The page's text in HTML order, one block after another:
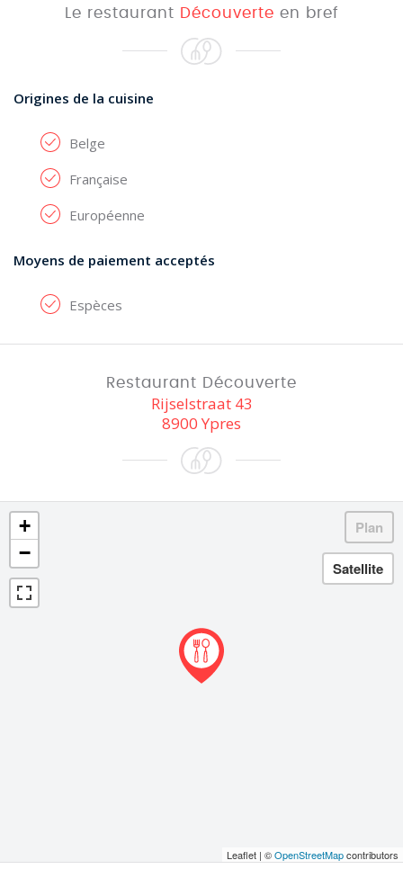
Le restaurant Découverte en bref
Origines de la cuisine
Belge
Française
Européenne
Moyens de paiement acceptés
Espèces
Restaurant Découverte
Rijselstraat 43
8900 Ypres
+
−
Leaflet | ©OpenStreetMapcontributors